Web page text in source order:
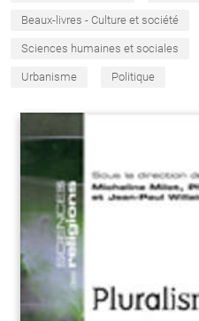
Beaux-livres - Culture et société
Sciences humaines et sociales
Urbanisme Politique